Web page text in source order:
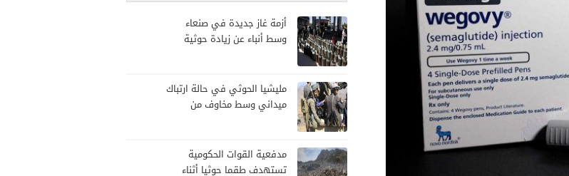
أزمة غاز جديدة في صنعاء
وسط أنباء عن زيادة حوثية
مليشيا الحوثي في حالة ارتباك
ميداني وسط مخاوف من
مدفعية القوات الحكومية
تستهدف طقما حوثيا أثناء